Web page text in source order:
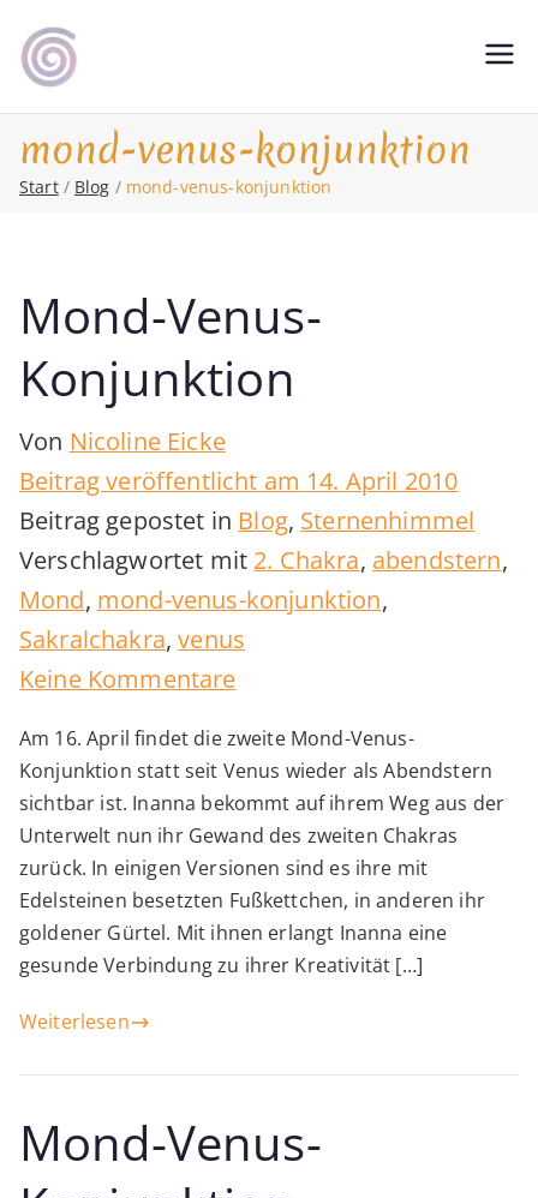
Inhalt
springen
Change
∞ Classical Homeopathy ∞ Astrology
mond-venus-konjunktion
Start Blog mond-venus-konjunktion
Mond-Venus-
Konjunktion
Von Nicoline Eicke
Beitrag veröffentlicht am 14. April 2010
Beitrag gepostet in Blog, Sternenhimmel
Verschlagwortet mit 2. Chakra, abendstern,
Mond, mond-venus-konjunktion,
Sakralchakra,venus
Keine Kommentarezu
Venus-
Konjunktion
Am 16. April findet die zweite Mond-Venus-
Konjunktion statt seit Venus wieder als Abendstern
sichtbar ist. Inanna bekommt auf ihrem Weg aus der
Unterwelt nun ihr Gewand des zweiten Chakras
zurück. In einigen Versionen sind es ihre mit
Edelsteinen besetzten Fußkettchen, in anderen ihr
goldener Gürtel. Mit ihnen erlangt Inanna eine
gesunde Verbindung zu ihrer Kreativität […]
Weiterlesen
Mond-Venus-